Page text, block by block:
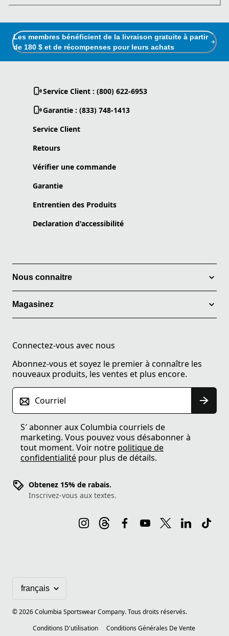
Les membres bénéficient de la livraison gratuite à partir
de 180 $ et de récompenses pour leurs achats
Service Client : (800) 622-6953
Garantie : (833) 748-1413
Service Client
Retours
Vérifier une commande
Garantie
Entrentien des Produits
Declaration d'accessibilité
Nous connaitre
Magasinez
Connectez-vous avec nous
Abonnez-vous et soyez le premier à connaître les
nouveaux produits, les ventes et plus encore.
Courriel
S′ abonner aux Columbia courriels de
marketing. Vous pouvez vous désabonner à
tout moment. Voir notre politique de
confidentialité pour plus de détails.
Obtenez 15% de rabais.
Inscrivez-vous aux textes.
©2026Columbia Sportswear Company. Tous droits réservés.
Conditions D'utilisation
Conditions Générales De Vente